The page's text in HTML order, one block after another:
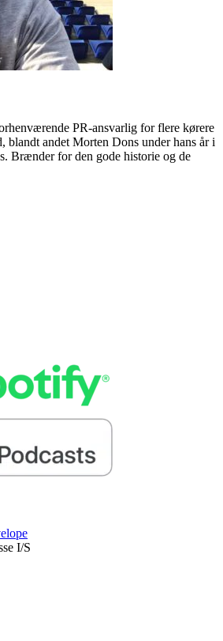
PR-ansvarlig for flere kørere
blandt andet Morten Dons under hans år i
Brænder for den gode historie og de
I/S